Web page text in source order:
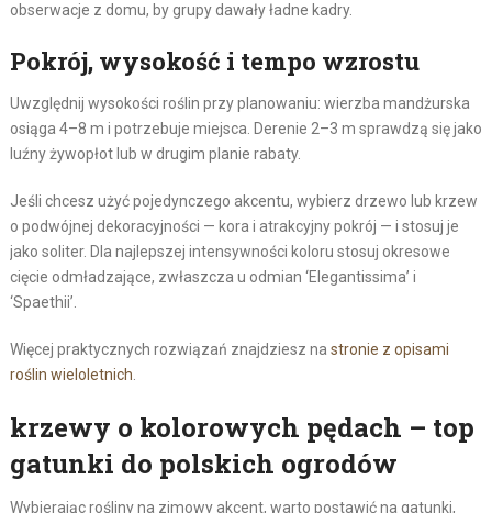
obserwacje z domu, by grupy dawały ładne kadry.
Pokrój, wysokość i tempo wzrostu
Uwzględnij wysokości roślin przy planowaniu: wierzba mandżurska
osiąga 4–8 m i potrzebuje miejsca. Derenie 2–3 m sprawdzą się jako
luźny żywopłot lub w drugim planie rabaty.
Jeśli chcesz użyć pojedynczego akcentu, wybierz drzewo lub krzew
o podwójnej dekoracyjności — kora i atrakcyjny pokrój — i stosuj je
jako soliter. Dla najlepszej intensywności koloru stosuj okresowe
cięcie odmładzające, zwłaszcza u odmian ‘Elegantissima’ i
‘Spaethii’.
Więcej praktycznych rozwiązań znajdziesz na stronie z opisami
roślin wieloletnich
krzewy o kolorowych pędach – top
gatunki do polskich ogrodów
Wybierając rośliny na zimowy akcent, warto postawić na gatunki,